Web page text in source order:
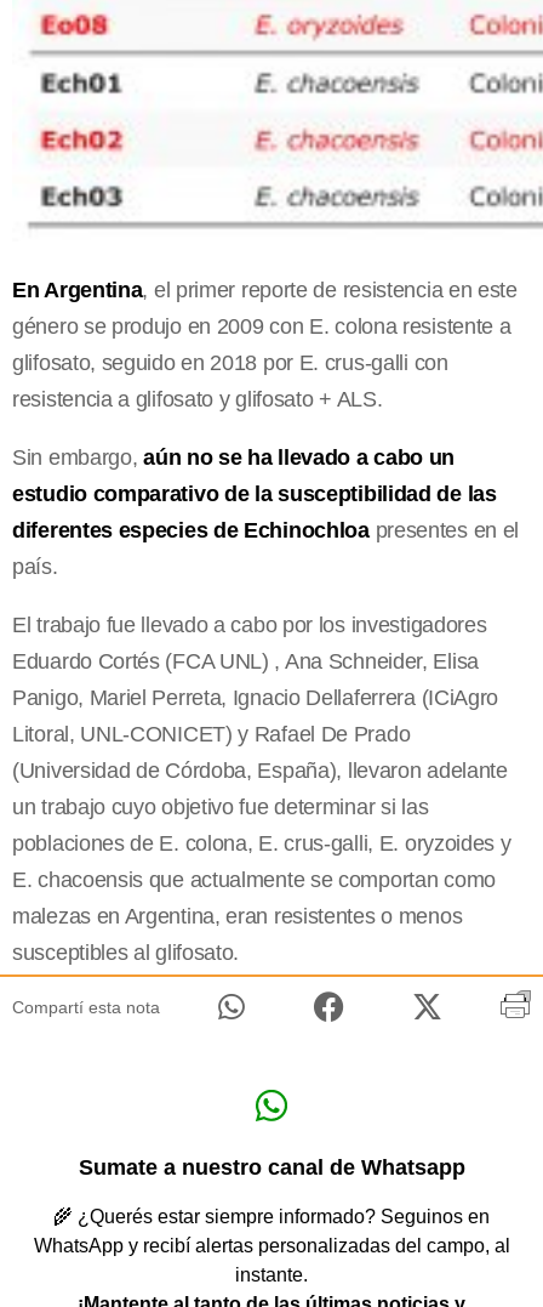
En Argentina, el primer reporte de resistencia en este
género se produjo en 2009 con E. colona resistente a
glifosato, seguido en 2018 por E. crus-galli con
resistencia a glifosato y glifosato + ALS.
Sin embargo,aún no se ha llevado a cabo un
estudio comparativo de la susceptibilidad de las
diferentes especies de Echinochloapresentes en el
país.
El trabajo fue llevado a cabo por los investigadores
Eduardo Cortés (FCA UNL) , Ana Schneider, Elisa
Panigo, Mariel Perreta, Ignacio Dellaferrera (ICiAgro
Litoral, UNL-CONICET) y Rafael De Prado
(Universidad de Córdoba, España), llevaron adelante
un trabajo cuyo objetivo fue determinar si las
poblaciones de E. colona, E. crus-galli, E. oryzoides y
E. chacoensis que actualmente se comportan como
malezas en Argentina, eran resistentes o menos
susceptibles al glifosato.
Compartí esta nota
Sumate a nuestro canal de Whatsapp
🌾 ¿Querés estar siempre informado? Seguinos en
WhatsApp y recibí alertas personalizadas del campo, al
instante.